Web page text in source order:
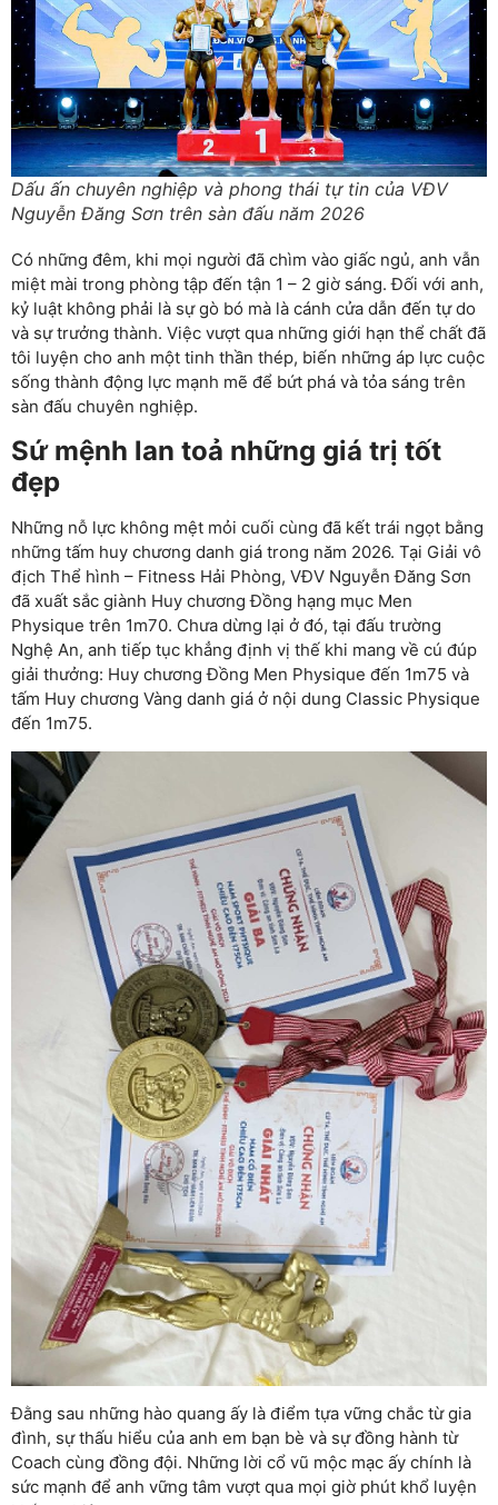
Dấu ấn chuyên nghiệp và phong thái tự tin của VĐV
Nguyễn Đăng Sơn trên sàn đấu năm 2026
Có những đêm, khi mọi người đã chìm vào giấc ngủ, anh vẫn
miệt mài trong phòng tập đến tận 1 – 2 giờ sáng. Đối với anh,
kỷ luật không phải là sự gò bó mà là cánh cửa dẫn đến tự do
và sự trưởng thành. Việc vượt qua những giới hạn thể chất đã
tôi luyện cho anh một tinh thần thép, biến những áp lực cuộc
sống thành động lực mạnh mẽ để bứt phá và tỏa sáng trên
sàn đấu chuyên nghiệp.
Sứ mệnh lan toả những giá trị tốt
đẹp
Những nỗ lực không mệt mỏi cuối cùng đã kết trái ngọt bằng
những tấm huy chương danh giá trong năm 2026. Tại Giải vô
địch Thể hình – Fitness Hải Phòng, VĐV Nguyễn Đăng Sơn
đã xuất sắc giành Huy chương Đồng hạng mục Men
Physique trên 1m70. Chưa dừng lại ở đó, tại đấu trường
Nghệ An, anh tiếp tục khẳng định vị thế khi mang về cú đúp
giải thưởng: Huy chương Đồng Men Physique đến 1m75 và
tấm Huy chương Vàng danh giá ở nội dung Classic Physique
đến 1m75.
Đằng sau những hào quang ấy là điểm tựa vững chắc từ gia
đình, sự thấu hiểu của anh em bạn bè và sự đồng hành từ
Coach cùng đồng đội. Những lời cổ vũ mộc mạc ấy chính là
sức mạnh để anh vững tâm vượt qua mọi giờ phút khổ luyện